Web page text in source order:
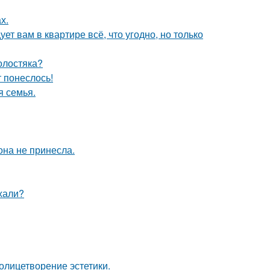
вам в квартире всё, что угодно, но только
понеслось!
семья.
не принесла.
эстетики.